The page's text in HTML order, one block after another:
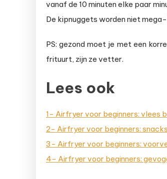
vanaf de 10 minuten elke paar
De kipnuggets worden niet
PS: gezond moet je met een
frituurt, zijn ze vetter.
Lees ook
1- Airfryer voor beginners: vlees
2- Airfryer voor beginners:
3- Airfryer voor beginners:
4- Airfryer voor beginners: